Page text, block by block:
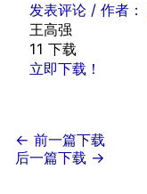
发表评论 / 作者：
王高强
11 下载
立即下载！
← 前一篇下载
后一篇下载 →